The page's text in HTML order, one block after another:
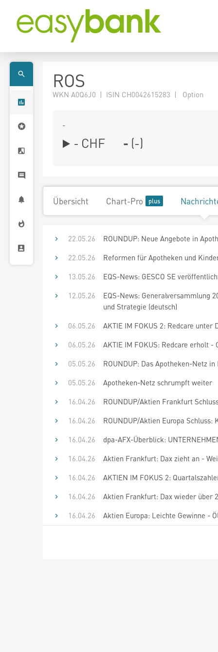
ROS
WKN A0Q6J0 | ISIN CH0042615283 | Option
-
- CHF - (-)
Übersicht Chart-Pro
22.05.26
ROUNDUP: Neue Angebote in
22.05.26
Reformen für Apotheken und
13.05.26
EQS-News: GESCO SE
12.05.26
EQS-News: Generalversammlung
und Strategie (deutsch)
06.05.26
AKTIE IM FOKUS 2: Redcare
06.05.26
AKTIE IM FOKUS: Redcare erholt
05.05.26
ROUNDUP: Das Apotheken-Netz
05.05.26
Apotheken-Netz schrumpft weiter
16.04.26
ROUNDUP/Aktien Frankfurt
16.04.26
ROUNDUP/Aktien Europa
16.04.26
dpa-AFX-Überblick:
16.04.26
Aktien Frankfurt: Dax zieht an -
16.04.26
AKTIEN IM FOKUS 2:
16.04.26
Aktien Frankfurt: Dax wieder über
16.04.26
Aktien Europa: Leichte Gewinne -